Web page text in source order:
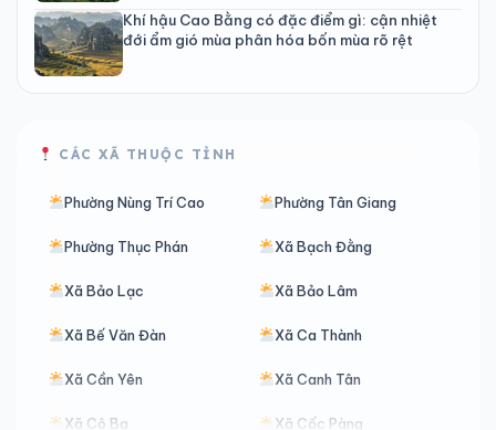
Khí hậu Cao Bằng có đặc điểm gì: cận nhiệt
đới ẩm gió mùa phân hóa bốn mùa rõ rệt
CÁC XÃ THUỘC TỈNH
Phường Nùng Trí Cao Phường Tân Giang
Phường Thục Phán Xã Bạch Đằng
Xã Bảo Lạc Xã Bảo Lâm
Xã Bế Văn Đàn Xã Ca Thành
Xã Cần Yên Xã Canh Tân
Xã Cô Ba Xã Cốc Pàng